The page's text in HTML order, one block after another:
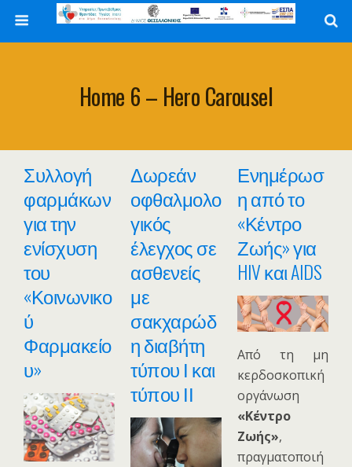
Home 6 – Hero Carousel
Συλλογή
φαρμάκων
για την
ενίσχυση
του
«Κοινωνικο
ύ
Φαρμακείο
υ»
Δωρεάν
οφθαλμολο
γικός
έλεγχος σε
ασθενείς
με
σακχαρώδ
η διαβήτη
τύπου Ι και
τύπου ΙΙ
Ενημέρωσ
η από το
«Κέντρο
Ζωής» για
HIV και AIDS
Από τη μη
κερδοσκοπική
οργάνωση
«Κέντρο
Ζωής»,
πραγματοποιή